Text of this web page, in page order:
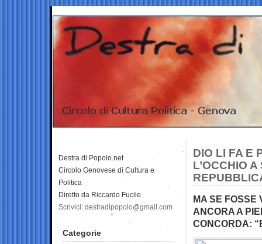
DIO LI FA E
L’OCCHIO
MA SE FOSSE
ANCORA A
CONCORDA:
Destra di Popolo.net
Circolo Genovese di Cultura e
Politica
Diretto da Riccardo Fucile
Scrivici: destradipopolo@gmail.com
Categorie